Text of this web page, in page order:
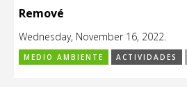
Remové
Wednesday, November 16, 2022.
MEDIO AMBIENTE ACTIVIDADES